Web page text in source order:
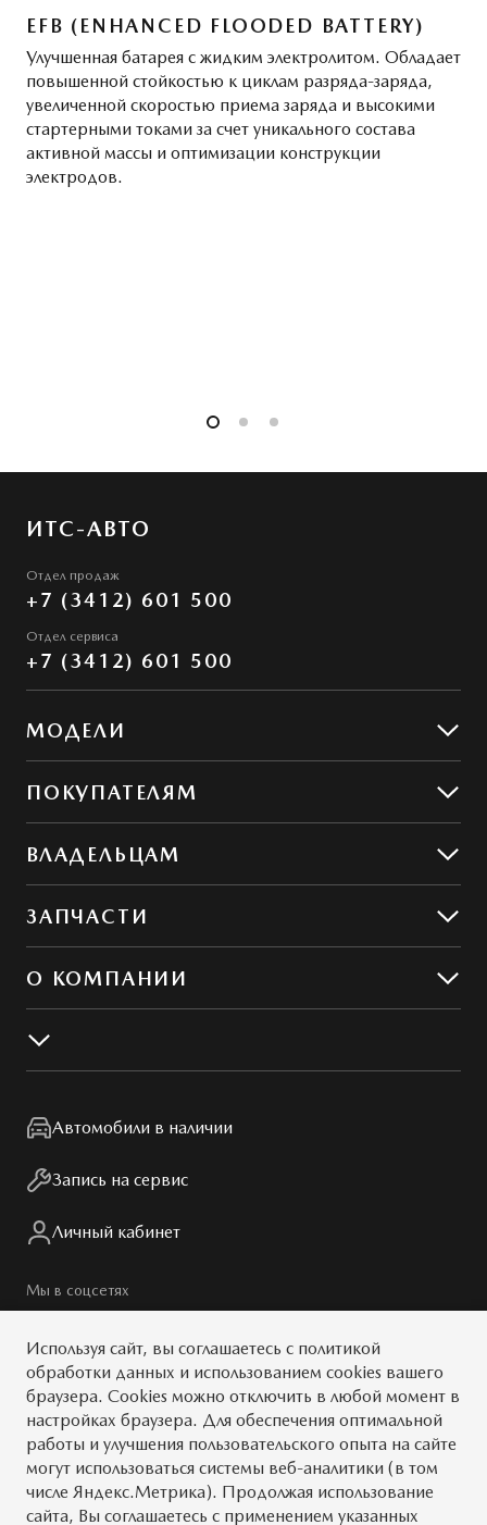
EFB (ENHANCED FLOODED BATTERY)
Улучшенная батарея с жидким электролитом. Обладает
повышенной стойкостью к циклам разряда-заряда,
увеличенной скоростью приема заряда и высокими
стартерными токами за счет уникального состава
активной массы и оптимизации конструкции
электродов.
ИТС-АВТО
Отдел продаж
+7 (3412) 601 500
Отдел сервиса
+7 (3412) 601 500
МОДЕЛИ
Mazda CX-50
ПОКУПАТЕЛЯМ
ВЛАДЕЛЬЦАМ
Сервис и ремонт
Обслуживание
ЗАПЧАСТИ
MZD Oil & Parts
О КОМПАНИИ
Вакансии
Мир Mazda
Автомобили в наличии
Запись на сервис
Личный кабинет
Мы в соцсетях
Обратная связь Тест-драйв
Карта сайта Условия
Используя сайт, вы соглашаетесь с политикой
обработки данных и использованием cookies вашего
браузера. Cookies можно отключить в любой момент в
настройках браузера. Для обеспечения оптимальной
работы и улучшения пользовательского опыта на сайте
могут использоваться системы веб-аналитики (в том
числе Яндекс.Метрика). Продолжая использование
сайта, Вы соглашаетесь с применением указанных